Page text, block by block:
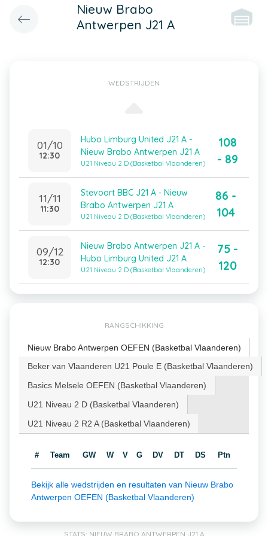
Nieuw Brabo
Antwerpen J21 A
WEDSTRIJDEN
01/10
12:30
Hubo Limburg United J21 A -
Nieuw Brabo Antwerpen J21 A
U21 Niveau 2 D (Basketbal Vlaanderen)
108
- 89
11/11
11:30
Stevoort BBC J21 A - Nieuw
Brabo Antwerpen J21 A
U21 Niveau 2 D (Basketbal Vlaanderen)
86 -
104
09/12
12:30
Nieuw Brabo Antwerpen J21 A -
Hubo Limburg United J21 A
U21 Niveau 2 D (Basketbal Vlaanderen)
75 -
120
RANGSCHIKKING
Nieuw Brabo Antwerpen OEFEN (Basketbal Vlaanderen)
Beker van Vlaanderen U21 Poule E (Basketbal Vlaanderen)
Basics Melsele OEFEN (Basketbal Vlaanderen)
U21 Niveau 2 D (Basketbal Vlaanderen)
U21 Niveau 2 R2 A (Basketbal Vlaanderen)
# Team GW W V G DV DT DS Ptn
Bekijk alle wedstrijden en resultaten van Nieuw Brabo
Antwerpen OEFEN (Basketbal Vlaanderen)
STATS: NIEUW BRABO ANTWERPEN J21 A